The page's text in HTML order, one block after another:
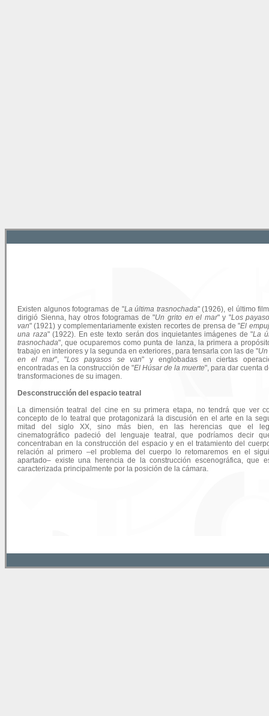
Existen algunos fotogramas de "La última trasnochada" (1926), el último
dirigió Sienna, hay otros fotogramas de "Un grito en el mar" y "Los
van" (1921) y complementariamente existen recortes de prensa de "El
una raza" (1922). En este texto serán dos inquietantes imágenes de "La
trasnochada", que ocuparemos como punta de lanza, la primera a
trabajo en interiores y la segunda en exteriores, para tensarla con las de "Un
en el mar", "Los payasos se van" y englobadas en ciertas
encontradas en la construcción de "El Húsar de la muerte", para dar cuenta
transformaciones de su imagen.
Desconstrucción del espacio teatral
La dimensión teatral del cine en su primera etapa, no tendrá que ver
concepto de lo teatral que protagonizará la discusión en el arte en la
mitad del siglo XX, sino más bien, en las herencias que el
cinematográfico padeció del lenguaje teatral, que podríamos decir
concentraban en la construcción del espacio y en el tratamiento del
relación al primero –el problema del cuerpo lo retomaremos en el
apartado– existe una herencia de la construcción escenográfica, que
caracterizada principalmente por la posición de la cámara.